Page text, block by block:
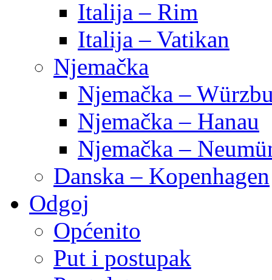
Italija – Rim
Italija – Vatikan
Njemačka
Njemačka –
Njemačka – Hanau
Njemačka –
Danska – Kopenhagen
Odgoj
Općenito
Put i postupak